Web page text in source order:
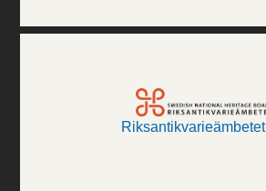
Riksantikvarieämbetet